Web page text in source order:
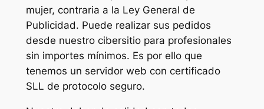
mujer, contraria a la Ley General de
Publicidad. Puede realizar sus pedidos
desde nuestro cibersitio para profesionales
sin importes mínimos. Es por ello que
tenemos un servidor web con certificado
SLL de protocolo seguro.